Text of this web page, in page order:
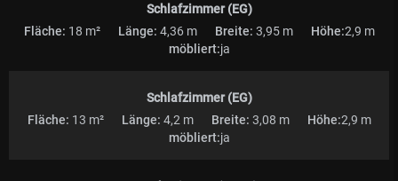
Schlafzimmer (EG)
Fläche: 18 m² Länge: 4,36 m Breite: 3,95 m Höhe:2,9 m
möbliert:ja
Schlafzimmer (EG)
Fläche: 13 m² Länge: 4,2 m Breite: 3,08 m Höhe:2,9 m
möbliert:ja